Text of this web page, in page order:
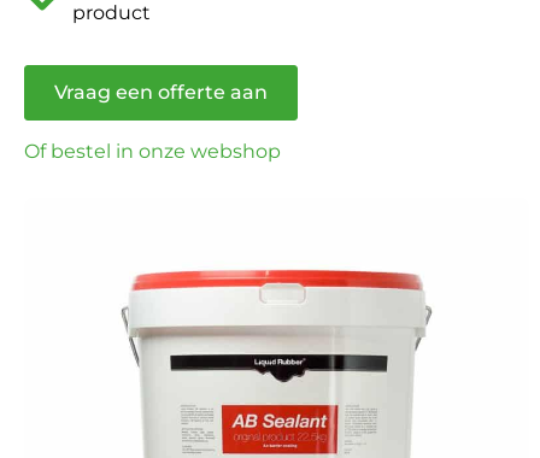
product
Vraag een offerte aan
Of bestel in onze webshop